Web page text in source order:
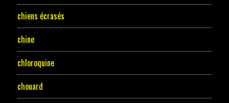
chiens écrasés
chine
chloroquine
chouard